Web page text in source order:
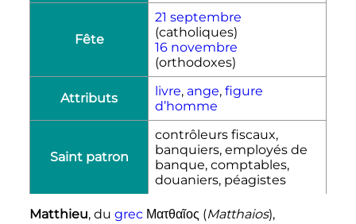
Fête
21 septembre
(catholiques)
16 novembre
(orthodoxes)
Attributs livre, ange, figure
d’homme
Saint patron
contrôleurs fiscaux,
banquiers, employés de
banque, comptables,
douaniers, péagistes
Matthieu, du grec Ματθαῖος (Matthaios),